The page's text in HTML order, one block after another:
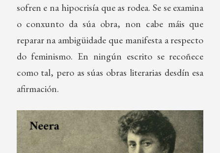
sofren e na hipocrisía que as rodea. Se se examina
o conxunto da súa obra, non cabe máis que
reparar na ambigüidade que manifesta a respecto
do feminismo. En ningún escrito se recoñece
como tal, pero as súas obras literarias desdín esa
afirmación.